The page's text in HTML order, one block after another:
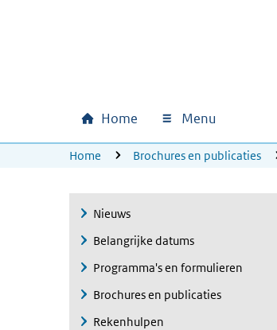
Hoofdnavigatie
Home Menu
U bevindt zich hier:
Home Brochures en publicaties
Nieuws
Belangrijke datums
Programma's en formulieren
Brochures en publicaties
Rekenhulpen